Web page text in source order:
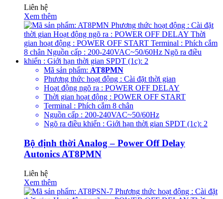
Liên hệ
Xem thêm
Mã sản phẩm: AT8PMN
Phương thức hoạt động : Cài đặt thời gian
Hoạt động ngõ ra : POWER OFF DELAY
Thời gian hoạt động : POWER OFF START
Terminal : Phích cắm 8 chân
Nguồn cấp : 200-240VAC~50/60Hz
Ngõ ra điều khiển : Giới hạn thời gian SPDT (1c): 2
Bộ định thời Analog – Power Off Delay
Autonics AT8PMN
Liên hệ
Xem thêm